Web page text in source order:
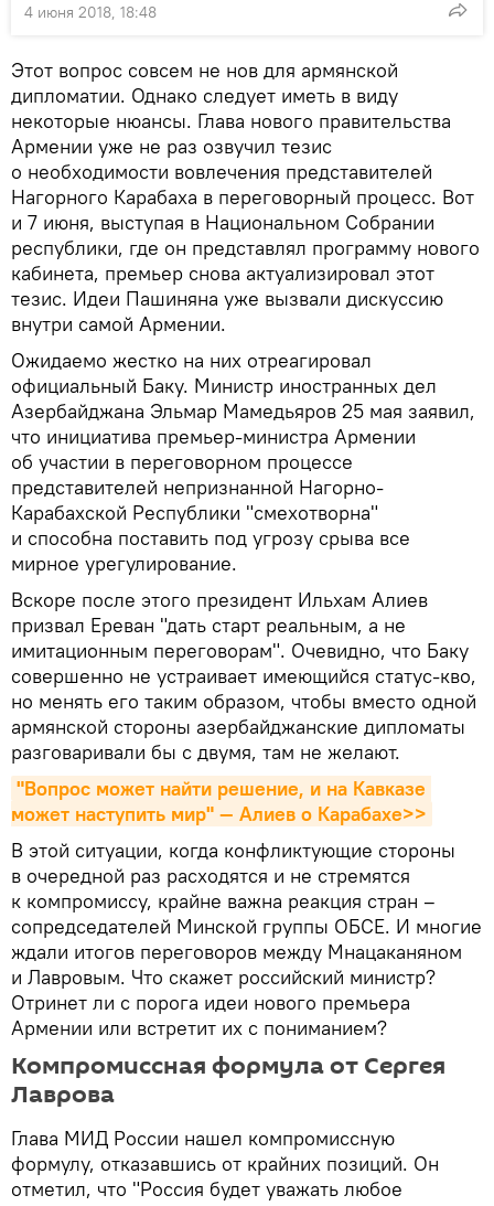
4 июня 2018, 18:48
Этот вопрос совсем не нов для армянской
дипломатии. Однако следует иметь в виду
некоторые нюансы. Глава нового правительства
Армении уже не раз озвучил тезис
о необходимости вовлечения представителей
Нагорного Карабаха в переговорный процесс. Вот
и 7 июня, выступая в Национальном Собрании
республики, где он представлял программу нового
кабинета, премьер снова актуализировал этот
тезис. Идеи Пашиняна уже вызвали дискуссию
внутри самой Армении.
Ожидаемо жестко на них отреагировал
официальный Баку. Министр иностранных дел
Азербайджана Эльмар Мамедьяров 25 мая заявил,
что инициатива премьер-министра Армении
об участии в переговорном процессе
представителей непризнанной Нагорно-
Карабахской Республики "смехотворна"
и способна поставить под угрозу срыва все
мирное урегулирование.
Вскоре после этого президент Ильхам Алиев
призвал Ереван "дать старт реальным, а не
имитационным переговорам". Очевидно, что Баку
совершенно не устраивает имеющийся статус-кво,
но менять его таким образом, чтобы вместо одной
армянской стороны азербайджанские дипломаты
разговаривали бы с двумя, там не желают.
"Вопрос может найти решение, и на Кавказе
может наступить мир" — Алиев о Карабахе>>
В этой ситуации, когда конфликтующие стороны
в очередной раз расходятся и не стремятся
к компромиссу, крайне важна реакция стран –
сопредседателей Минской группы ОБСЕ. И многие
ждали итогов переговоров между Мнацаканяном
и Лавровым. Что скажет российский министр?
Отринет ли с порога идеи нового премьера
Армении или встретит их с пониманием?
Компромиссная формула от Сергея
Лаврова
Глава МИД России нашел компромиссную
формулу, отказавшись от крайних позиций. Он
отметил, что "Россия будет уважать любое